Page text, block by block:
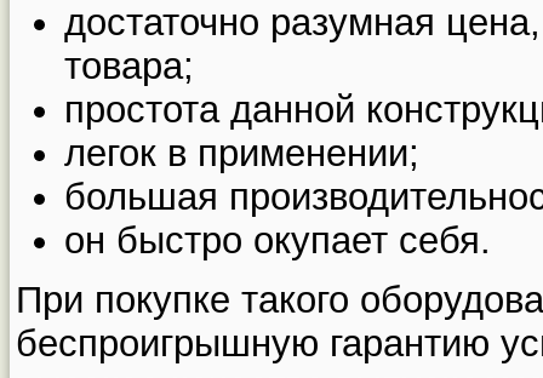
достаточно разумная
товара;
простота данной
легок в применении;
большая
он быстро окупает себя.
При покупке такого
беспроигрышную гарантию